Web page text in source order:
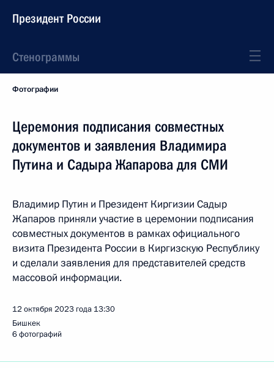
Президент России
Стенограммы
Фотографии
Церемония подписания совместных
документов и заявления Владимира
Путина и Садыра Жапарова для СМИ
Владимир Путин и Президент Киргизии Садыр
Жапаров приняли участие в церемонии подписания
совместных документов в рамках официального
визита Президента России в Киргизскую Республику
и сделали заявления для представителей средств
массовой информации.
12 октября 2023 года 13:30
Бишкек
6 фотографий